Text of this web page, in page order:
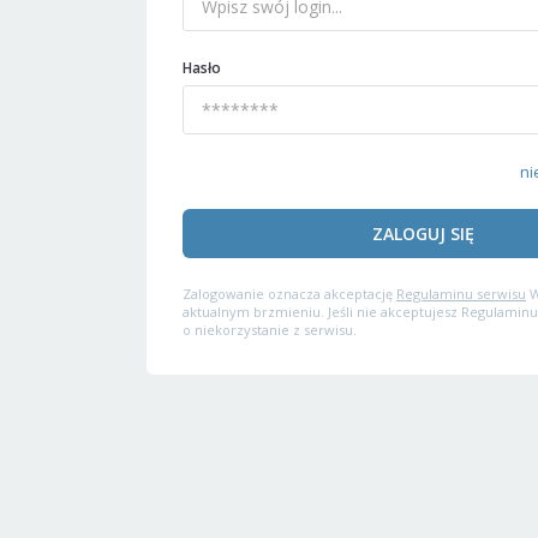
Hasło
ZALOGUJ SIĘ
Zalogowanie oznacza akceptację Regulaminu serwisu
aktualnym brzmieniu. Jeśli nie akceptujesz
o niekorzystanie z serwisu.